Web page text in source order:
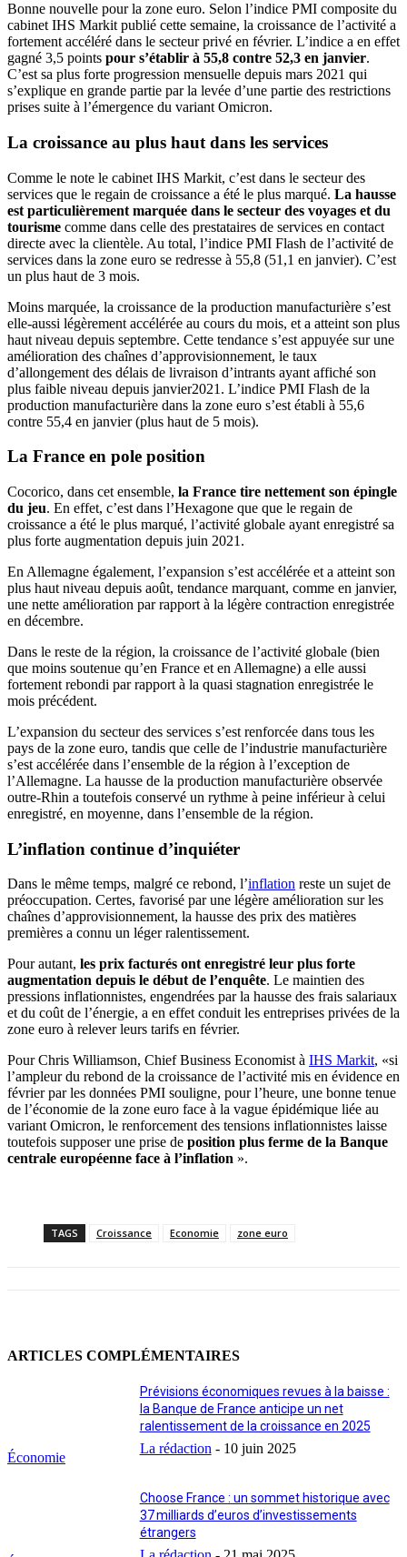
Bonne nouvelle pour la zone euro. Selon l’indice PMI composite du
cabinet IHS Markit publié cette semaine, la croissance de l’activité a
fortement accéléré dans le secteur privé en février. L’indice a en effet
gagné 3,5 points pour s’établir à 55,8 contre 52,3 en janvier.
C’est sa plus forte progression mensuelle depuis mars 2021 qui
s’explique en grande partie par la levée d’une partie des restrictions
prises suite à l’émergence du variant Omicron.
La croissance au plus haut dans les services
Comme le note le cabinet IHS Markit, c’est dans le secteur des
services que le regain de croissance a été le plus marqué. La hausse
est particulièrement marquée dans le secteur des voyages et du
tourisme comme dans celle des prestataires de services en contact
directe avec la clientèle. Au total, l’indice PMI Flash de l’activité de
services dans la zone euro se redresse à 55,8 (51,1 en janvier). C’est
un plus haut de 3 mois.
Moins marquée, la croissance de la production manufacturière s’est
elle-aussi légèrement accélérée au cours du mois, et a atteint son plus
haut niveau depuis septembre. Cette tendance s’est appuyée sur une
amélioration des chaînes d’approvisionnement, le taux
d’allongement des délais de livraison d’intrants ayant affiché son
plus faible niveau depuis janvier2021. L’indice PMI Flash de la
production manufacturière dans la zone euro s’est établi à 55,6
contre 55,4 en janvier (plus haut de 5 mois).
La France en pole position
Cocorico, dans cet ensemble, la France tire nettement son épingle
du jeu. En effet, c’est dans l’Hexagone que que le regain de
croissance a été le plus marqué, l’activité globale ayant enregistré sa
plus forte augmentation depuis juin 2021.
En Allemagne également, l’expansion s’est accélérée et a atteint son
plus haut niveau depuis août, tendance marquant, comme en janvier,
une nette amélioration par rapport à la légère contraction enregistrée
en décembre.
Dans le reste de la région, la croissance de l’activité globale (bien
que moins soutenue qu’en France et en Allemagne) a elle aussi
fortement rebondi par rapport à la quasi stagnation enregistrée le
mois précédent.
L’expansion du secteur des services s’est renforcée dans tous les
pays de la zone euro, tandis que celle de l’industrie manufacturière
s’est accélérée dans l’ensemble de la région à l’exception de
l’Allemagne. La hausse de la production manufacturière observée
outre-Rhin a toutefois conservé un rythme à peine inférieur à celui
enregistré, en moyenne, dans l’ensemble de la région.
L’inflation continue d’inquiéter
Dans le même temps, malgré ce rebond, l’inflation reste un sujet de
préoccupation. Certes, favorisé par une légère amélioration sur les
chaînes d’approvisionnement, la hausse des prix des matières
premières a connu un léger ralentissement.
Pour autant, les prix facturés ont enregistré leur plus forte
augmentation depuis le début de l’enquête. Le maintien des
pressions inflationnistes, engendrées par la hausse des frais salariaux
et du coût de l’énergie, a en effet conduit les entreprises privées de la
zone euro à relever leurs tarifs en février.
Pour Chris Williamson, Chief Business Economist à IHS Markit, «si
l’ampleur du rebond de la croissance de l’activité mis en évidence en
février par les données PMI souligne, pour l’heure, une bonne tenue
de l’économie de la zone euro face à la vague épidémique liée au
variant Omicron, le renforcement des tensions inflationnistes laisse
toutefois supposer une prise de position plus ferme de la Banque
centrale européenne face à l’inflation ».
TAGS Croissance Economie zone euro
ARTICLES COMPLÉMENTAIRES
Économie
Prévisions économiques revues à la baisse :
la Banque de France anticipe un net
ralentissement de la croissance en 2025
La rédaction - 10 juin 2025
Choose France : un sommet historique avec
37 milliards d’euros d’investissements
étrangers